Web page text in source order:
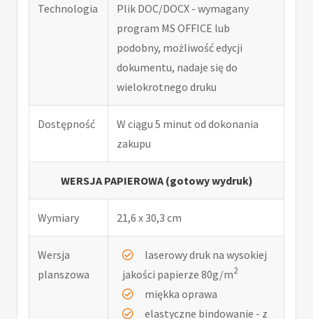
Technologia
Plik DOC/DOCX - wymagany
program MS OFFICE lub
podobny, możliwość edycji
dokumentu, nadaje się do
wielokrotnego druku
Dostępność
W ciągu 5 minut od dokonania
zakupu
WERSJA PAPIEROWA (gotowy wydruk)
Wymiary 21,6 x 30,3 cm
Wersja
planszowa
laserowy druk na wysokiej
jakości papierze 80g/m2
miękka oprawa
elastyczne bindowanie - z